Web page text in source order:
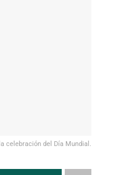
celebración del Día Mundial.